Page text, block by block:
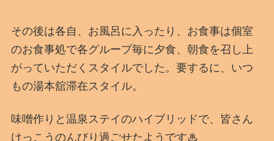
その後は各自、お風呂に入ったり、お食事は個室
のお食事処で各グループ毎に夕食、朝食を召し上
がっていただくスタイルでした。要するに、いつ
もの湯本舘滞在スタイル。
味噌作りと温泉ステイのハイブリッドで、皆さん
けっこうのんびり過ごせたようです♨